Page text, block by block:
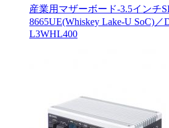
産業用マザーボード-3.5インチ
8665UE(Whiskey Lake-U SoC)
L3WHL400